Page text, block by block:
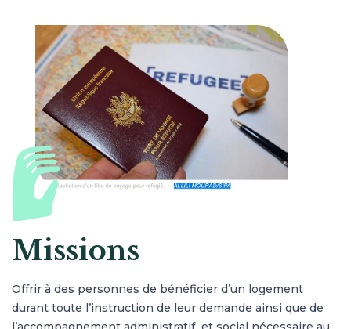
Missions
Offrir à des personnes de bénéficier d’un logement
durant toute l’instruction de leur demande ainsi que de